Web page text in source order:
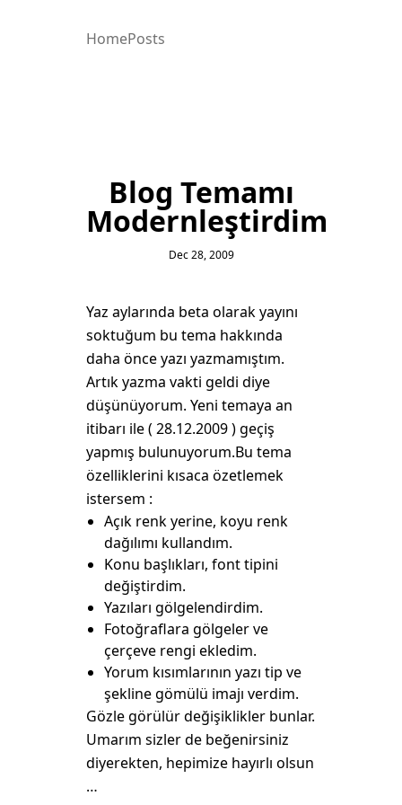
HomePosts
Blog Temamı
Modernleştirdim
Dec 28, 2009
Yaz aylarında beta olarak yayını
soktuğum bu tema hakkında
daha önce yazı yazmamıştım.
Artık yazma vakti geldi diye
düşünüyorum. Yeni temaya an
itibarı ile ( 28.12.2009 ) geçiş
yapmış bulunuyorum.Bu tema
özelliklerini kısaca özetlemek
istersem :
Açık renk yerine, koyu renk
dağılımı kullandım.
Konu başlıkları, font tipini
değiştirdim.
Yazıları gölgelendirdim.
Fotoğraflara gölgeler ve
çerçeve rengi ekledim.
Yorum kısımlarının yazı tip ve
şekline gömülü imajı verdim.
Gözle görülür değişiklikler bunlar.
Umarım sizler de beğenirsiniz
diyerekten, hepimize hayırlı olsun
…